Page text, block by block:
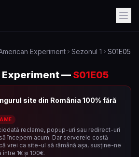
- Acasă
Experiment Sezonul 1 S01E05
— S01E05
site din România 100% fără
reclame, popup-uri sau redirect-uri
începem acum. Dar serverele costă
vrei ca site-ul să rămână așa, susține-ne
1€ și 100€.